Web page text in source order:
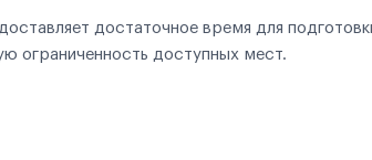
достаточное время для
ограниченность доступных мест.